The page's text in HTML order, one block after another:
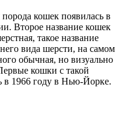
кошек появилась в
Второе название кошек
такое название
вида шерсти, на самом
обычная, но визуально
кошки с такой
в 1966 году в Нью-Йорке.